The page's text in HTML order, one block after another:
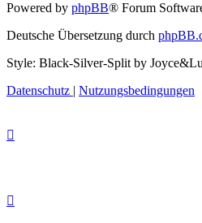
Powered by phpBB® Forum
Deutsche Übersetzung durch
Style: Black-Silver-Split by
Datenschutz | Nutzungsbedingungen